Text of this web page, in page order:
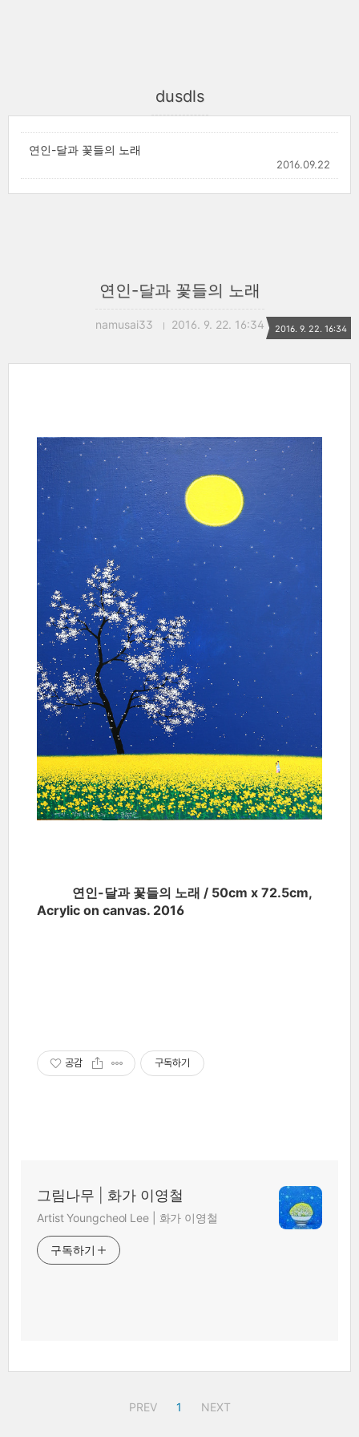
dusdls
연인-달과 꽃들의 노래
2016.09.22
연인-달과 꽃들의 노래
namusai33 2016. 9. 22. 16:34 2016. 9. 22. 16:34
연인-달과 꽃들의 노래 / 50cm x 72.5cm,
Acrylic on canvas. 2016
공감 구독하기
그림나무 | 화가 이영철
Artist Youngcheol Lee | 화가 이영철
구독하기
PREV 1 NEXT